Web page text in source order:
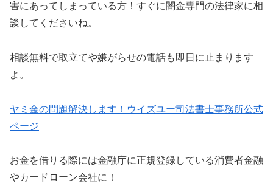
害にあってしまっている方！すぐに闇金専門の法律家に相
談してくださいね。
相談無料で取立てや嫌がらせの電話も即日に止まります
よ。
ヤミ金の問題解決します！ウイズユー司法書士事務所公式
ページ
お金を借りる際には金融庁に正規登録している消費者金融
やカードローン会社に！